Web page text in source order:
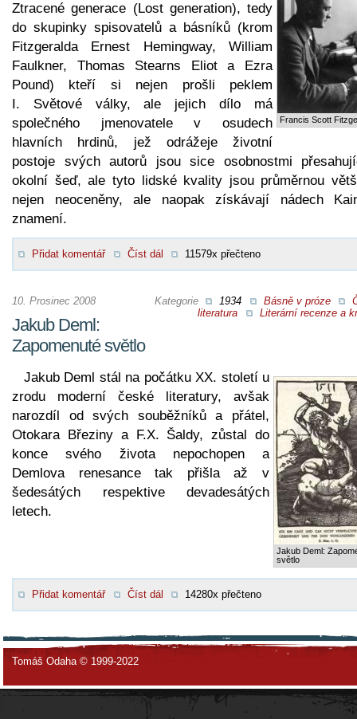
Francis Scott
Ztracené generace (Lost generation), tedy
do skupinky spisovatelů a básníků (krom
Fitzgeralda Ernest Hemingway, William
Faulkner, Thomas Stearns Eliot a Ezra
Pound) kteří si nejen prošli peklem
I. Světové války, ale jejich dílo má
společného jmenovatele v osudech
hlavních hrdinů, jež odrážeje životní
postoje svých autorů jsou sice osobnostmi
okolní šeď, ale tyto lidské kvality jsou průměrnou
nejen neoceněny, ale naopak získávají nádech
znamení.
Přidat komentář Číst dál 11579x přečteno
Kategorie 1934 Básně v próze
literatura
Literární recenze a
10. Prosinec 2008
Jakub Deml:
Zapomenuté světlo
Jakub Deml:
světlo
Jakub Deml stál na počátku XX. století u
zrodu moderní české literatury, avšak
narozdíl od svých souběžníků a přátel,
Otokara Březiny a F.X. Šaldy, zůstal do
konce svého života nepochopen a
Demlova renesance tak přišla až v
šedesátých respektive devadesátých
letech.
Přidat komentář Číst dál 14280x přečteno
Tomáš Odaha © 1999-2022